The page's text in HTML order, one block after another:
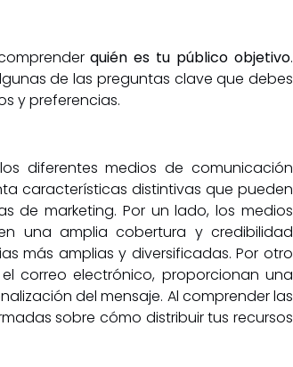
quién es tu público objetivo.
de las preguntas clave que debes
y preferencias.
diferentes medios de comunicación
características distintivas que pueden
de marketing. Por un lado, los medios
una amplia cobertura y credibilidad
más amplias y diversificadas. Por otro
correo electrónico, proporcionan una
del mensaje. Al comprender las
sobre cómo distribuir tus recursos